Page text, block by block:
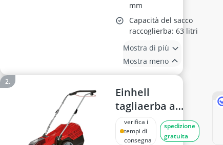
mm
Capacità del sacco
raccoglierba: 63 litri
Mostra di più
Mostra meno
Einhell
tagliaerba a
batteria GE-CM
36/43 Li M
verifica i
tempi di
consegna
spedizione
gratuita